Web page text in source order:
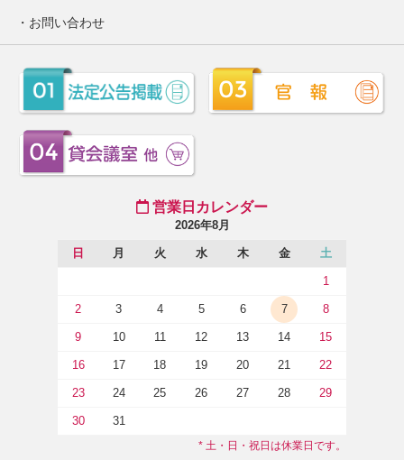
お問い合わせ
営業日カレンダー
2026年8月
日 月 火 水 木 金 土
1
2 3 4 5 6 7 8
9 10 11 12 13 14 15
16 17 18 19 20 21 22
23 24 25 26 27 28 29
30 31
* 土・日・祝日は休業日です。